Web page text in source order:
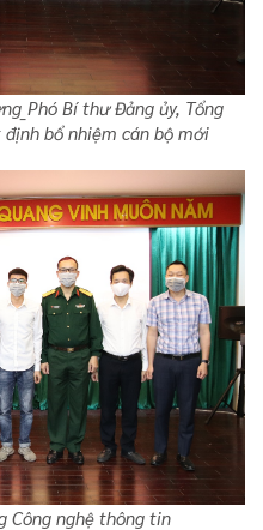
Bí thư Đảng ủy, Tổng
bổ nhiệm cán bộ mới
Công nghệ thông tin